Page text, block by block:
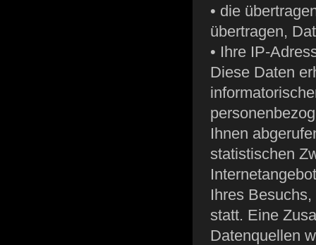
• die
übertragen,
• Ihre IP-
Diese Daten
Ihnen
statistischen
Ihres
statt. Eine
Datenquellen